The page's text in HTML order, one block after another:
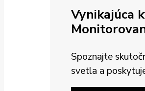
Vynikajúca
Spoznajte
svetla a